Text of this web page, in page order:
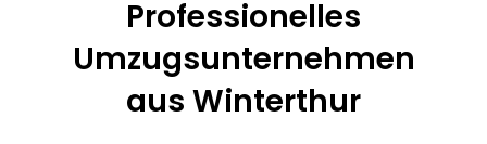
Professionelles
Umzugsunternehmen
aus Winterthur